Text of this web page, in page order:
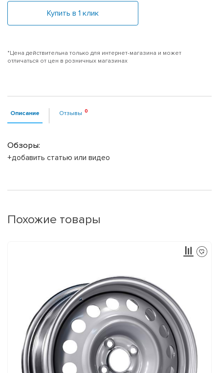
Купить в 1 клик
*Цена действительна только для интернет-магазина и может
отличаться от цен в розничных магазинах
Описание Отзывы
Обзоры:
+добавить статью или видео
Похожие товары